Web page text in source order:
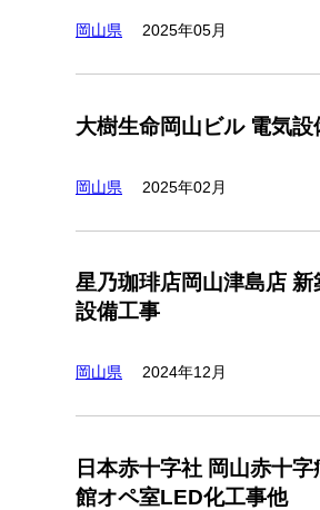
岡山県 2025年05月
大樹生命岡山ビル 電気設
岡山県 2025年02月
星乃珈琲店岡山津島店 新
設備工事
岡山県 2024年12月
日本赤十字社 岡山赤十字
館オペ室LED化工事他